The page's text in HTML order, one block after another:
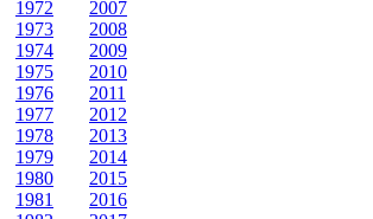
1972
1973
1974
1975
1976
1977
1978
1979
1980
1981
2007
2008
2009
2010
2011
2012
2013
2014
2015
2016